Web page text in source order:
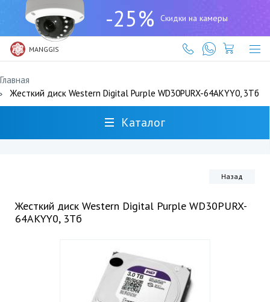
-25% Скидки на камеры
MANGGIS
(727)
317-
61-
61
Главная
Жесткий диск Western Digital Purple WD30PURX-64AKYY0, 3Тб
Каталог
Назад
Жесткий диск Western Digital Purple WD30PURX-
64AKYY0, 3Тб